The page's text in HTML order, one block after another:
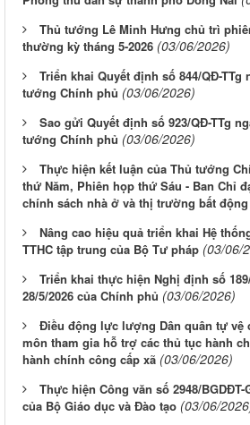
Thủ tướng Lê Minh Hưng chủ trì
thường kỳ tháng 5-2026 (03/06/2026)
Triển khai Quyết định số 844/QĐ-TTg
tướng Chính phủ (03/06/2026)
Sao gửi Quyết định số 923/QĐ-TTg
tướng Chính phủ (03/06/2026)
Thực hiện kết luận của Thủ tướng
thứ Năm, Phiên họp thứ Sáu - Ban Chỉ
chính sách nhà ở và thị trường bất động
Nâng cao hiệu quả triển khai Hệ
TTHC tập trung của Bộ Tư pháp (03/06/
Triển khai thực hiện Nghị định số
28/5/2026 của Chính phủ (03/06/2026)
Điều động lực lượng Dân quân tự vệ
môn tham gia hỗ trợ các thủ tục hành
hành chính công cấp xã (03/06/2026)
Thực hiện Công văn số 2948/BGDĐT-
của Bộ Giáo dục và Đào tạo (03/06/